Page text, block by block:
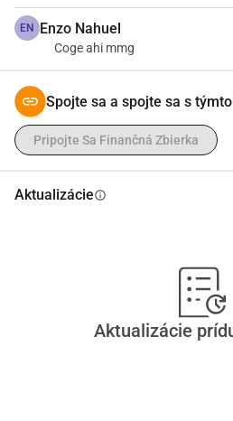
EN Enzo Nahuel
Coge ahi mmg
Spojte sa a spojte sa s
Pripojte Sa Finančná Zbierka
Aktualizácieinfo
Aktualizácie